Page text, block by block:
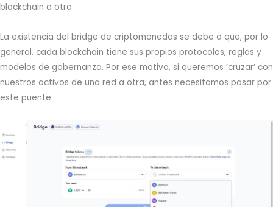
blockchain a otra.
La existencia del bridge de criptomonedas se debe a que, por lo
general, cada blockchain tiene sus propios protocolos, reglas y
modelos de gobernanza. Por ese motivo, si queremos ‘cruzar’ con
nuestros activos de una red a otra, antes necesitamos pasar por
este puente.